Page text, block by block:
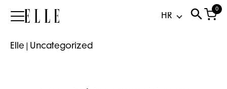
Elle
0
Elle Uncategorized